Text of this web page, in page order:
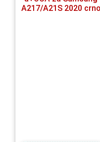
A217/A21S 2020 crno